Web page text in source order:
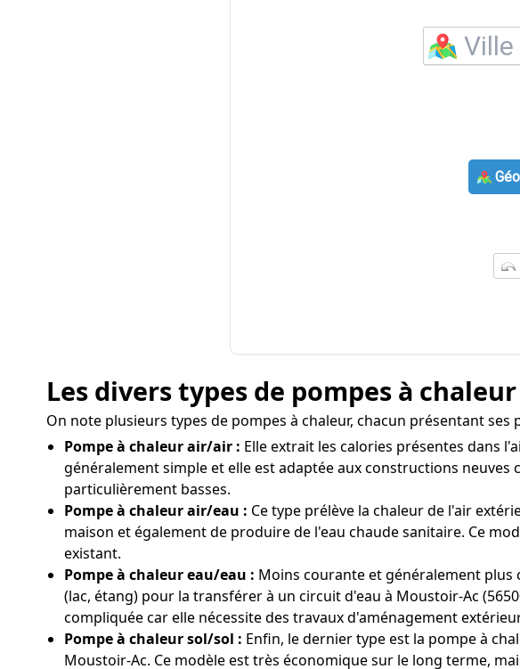
Les divers types de pompes à
On note plusieurs types de pompes à chaleur, chacun présentant ses
Pompe à chaleur air/air : Elle extrait les calories présentes dans
généralement simple et elle est adaptée aux constructions
particulièrement basses.
Pompe à chaleur air/eau : Ce type prélève la chaleur de l'air
maison et également de produire de l'eau chaude sanitaire. Ce
existant.
Pompe à chaleur eau/eau : Moins courante et généralement plus
(lac, étang) pour la transférer à un circuit d'eau à Moustoir-Ac
compliquée car elle nécessite des travaux d'aménagement
Pompe à chaleur sol/sol : Enfin, le dernier type est la pompe à
Moustoir-Ac. Ce modèle est très économique sur le long terme,